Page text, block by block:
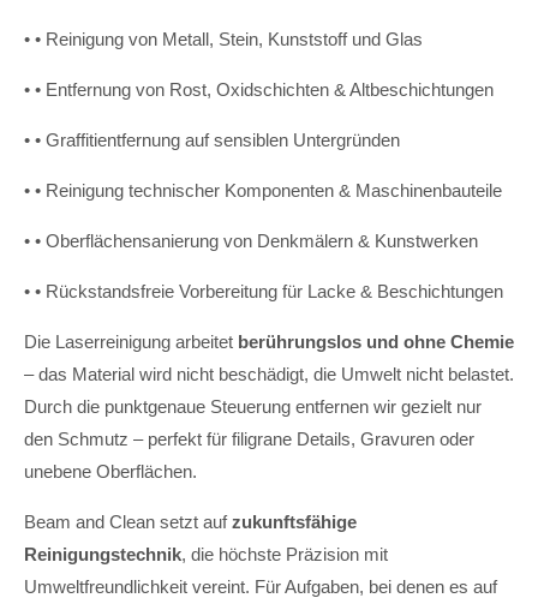
• • Reinigung von Metall, Stein, Kunststoff und Glas
• • Entfernung von Rost, Oxidschichten & Altbeschichtungen
• • Graffitientfernung auf sensiblen Untergründen
• • Reinigung technischer Komponenten & Maschinenbauteile
• • Oberflächensanierung von Denkmälern & Kunstwerken
• • Rückstandsfreie Vorbereitung für Lacke & Beschichtungen
Die Laserreinigung arbeitet berührungslos und ohne Chemie
– das Material wird nicht beschädigt, die Umwelt nicht belastet.
Durch die punktgenaue Steuerung entfernen wir gezielt nur
den Schmutz – perfekt für filigrane Details, Gravuren oder
unebene Oberflächen.
Beam and Clean setzt aufzukunftsfähige
Reinigungstechnik, die höchste Präzision mit
Umweltfreundlichkeit vereint. Für Aufgaben, bei denen es auf